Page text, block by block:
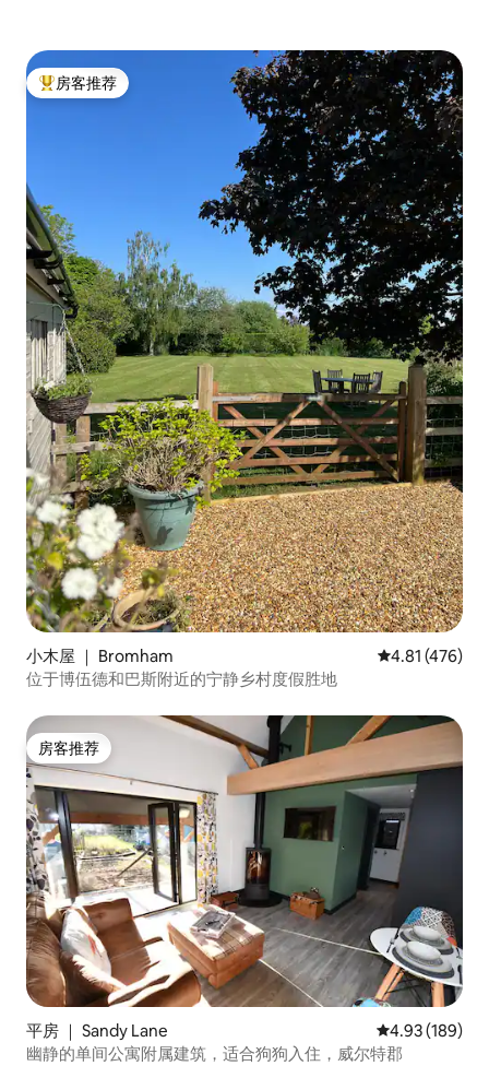
热门「房客推荐」
房客推荐
小木屋 ｜ Bromham 平均评分 4.81
4.81 (476)
位于博伍德和巴斯附近的宁静乡村度假胜地
房客推荐
房客推荐
平房 ｜ Sandy Lane 平均评分 4.93
4.93 (189)
幽静的单间公寓附属建筑，适合狗狗入住，威尔特郡